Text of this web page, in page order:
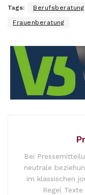
Tags: Berufsberatung
Frauenberatung
Bei
neutrale
im klassischen
Regel